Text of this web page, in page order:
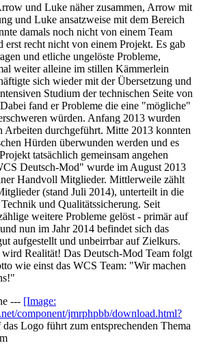
und Luke näher zusammen, Arrow mit
und Luke ansatzweise mit dem Bereich
damals noch nicht von einem Team
erst recht nicht von einem Projekt. Es gab
und etliche ungelöste Probleme,
weiter alleine im stillen Kämmerlein
sich wieder mit der Übersetzung und
Studium der technischen Seite von
fand er Probleme die eine "mögliche"
würden. Anfang 2013 wurden
Arbeiten durchgeführt. Mitte 2013 konnten
Hürden überwunden werden und es
tatsächlich gemeinsam angehen
Deutsch-Mod" wurde im August 2013
Handvoll Mitglieder. Mittlerweile zählt
(stand Juli 2014), unterteilt in die
und Qualitätssicherung. Seit
weitere Probleme gelöst - primär auf
nun im Jahr 2014 befindet sich das
aufgestellt und unbeirrbar auf Zielkurs.
Realität! Das Deutsch-Mod Team folgt
wie einst das WCS Team: "Wir machen
--- [Image:
component/jmrphpbb/download.html?
Logo führt zum entsprechenden Thema